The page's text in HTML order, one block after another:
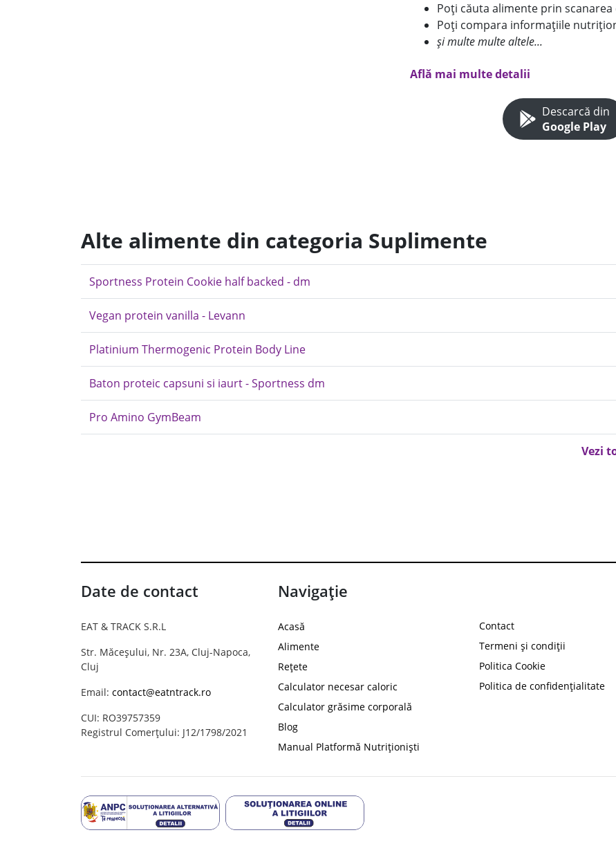
Poți căuta alimente prin
Poți compara informațiile
și multe multe altele...
Află mai multe detalii
Descarcă din
Google Play
Alte alimente din categoria Suplimente
Sportness Protein Cookie half backed - dm
Vegan protein vanilla - Levann
Platinium Thermogenic Protein Body Line
Baton proteic capsuni si iaurt - Sportness dm
Pro Amino GymBeam
Vezi
Date de contact
EAT & TRACK S.R.L
Str. Măceșului, Nr. 23A, Cluj-Napoca,
Cluj
Email: contact@eatntrack.ro
CUI: RO39757359
Registrul Comerțului: J12/1798/2021
Navigație
Acasă
Alimente
Rețete
Calculator necesar caloric
Calculator grăsime corporală
Blog
Manual Platformă Nutriționiști
Contact
Termeni și condiții
Politica Cookie
Politica de confidențialitate
reducere